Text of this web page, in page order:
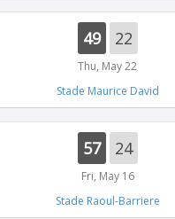
49 22
Thu, May 22
Stade Maurice David
57 24
Fri, May 16
Stade Raoul-Barriere